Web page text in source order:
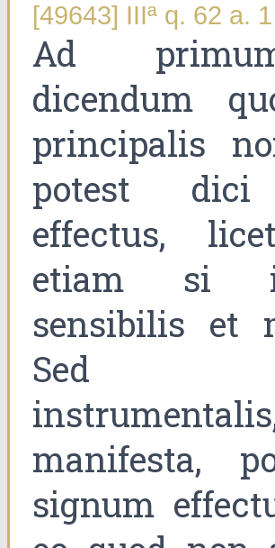
[49643] IIIª q. 62 a.
Ad
dicendum
principalis
potest dici
effectus,
etiam si
sensibilis et
Sed
manifesta,
signum